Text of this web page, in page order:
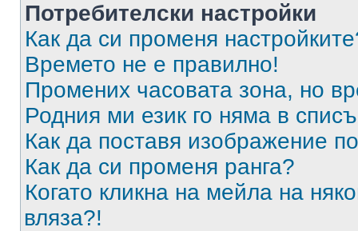
Потребителски настройки
Как да си променя
Времето не е правилно!
Промених часовата зона, но
Родния ми език го няма в
Как да поставя изображение
Как да си променя ранга?
Когато кликна на мейла на
вляза?!